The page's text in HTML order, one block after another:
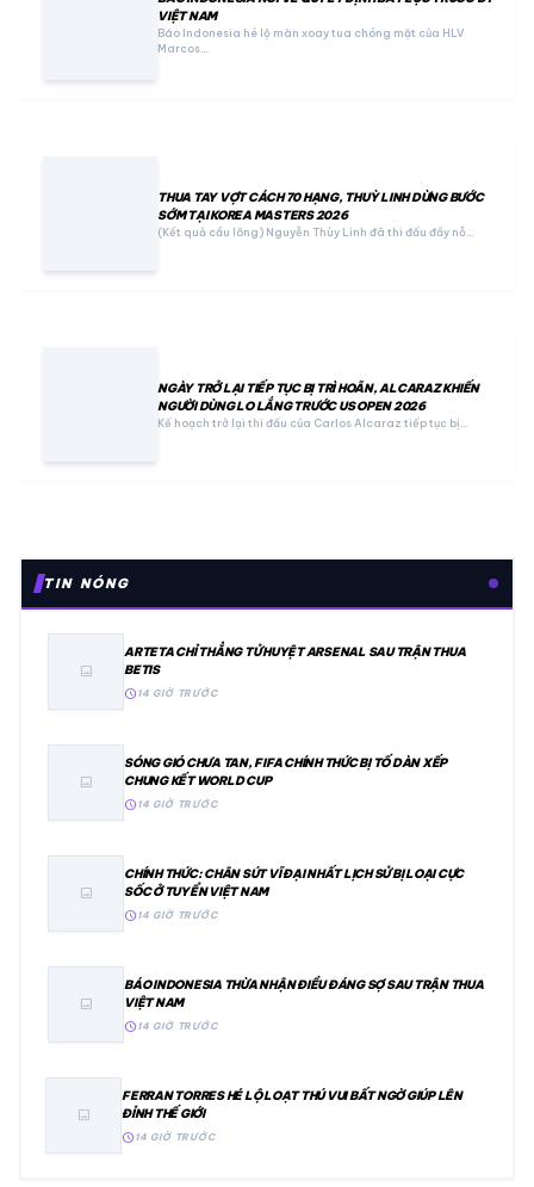
VIỆT NAM
Báo Indonesia hé lộ màn xoay tua chóng mặt của HLV
Marcos…
THUA TAY VỢT CÁCH 70 HẠNG, THUỲ LINH DỪNG BƯỚC
SỚM TẠI KOREA MASTERS 2026
(Kết quả cầu lông) Nguyễn Thùy Linh đã thi đấu đầy nỗ…
NGÀY TRỞ LẠI TIẾP TỤC BỊ TRÌ HOÃN, ALCARAZ KHIẾN
NGƯỜI DÙNG LO LẮNG TRƯỚC US OPEN 2026
Kế hoạch trở lại thi đấu của Carlos Alcaraz tiếp tục bị…
TIN NÓNG
image
ARTETA CHỈ THẲNG TỬ HUYỆT ARSENAL SAU TRẬN THUA
BETIS
schedule14 GIỜ TRƯỚC
image
SÓNG GIÓ CHƯA TAN, FIFA CHÍNH THỨC BỊ TỐ DÀN XẾP
CHUNG KẾT WORLD CUP
schedule14 GIỜ TRƯỚC
image
CHÍNH THỨC: CHÂN SÚT VĨ ĐẠI NHẤT LỊCH SỬ BỊ LOẠI CỰC
SỐC Ở TUYỂN VIỆT NAM
schedule14 GIỜ TRƯỚC
image
BÁO INDONESIA THỪA NHẬN ĐIỀU ĐÁNG SỢ SAU TRẬN THUA
VIỆT NAM
schedule14 GIỜ TRƯỚC
image
FERRAN TORRES HÉ LỘ LOẠT THÚ VUI BẤT NGỜ GIÚP LÊN
ĐỈNH THẾ GIỚI
schedule14 GIỜ TRƯỚC